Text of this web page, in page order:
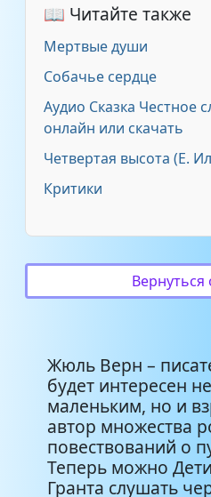
📖 Читайте также
Мертвые души
Собачье сердце
Аудио Сказка Честное
онлайн или скачать
Четвертая высота (Е.
Критики
Вернуться
Жюль Верн –
будет интересен
маленьким, но и
автор множества
повествований о
Теперь можно
Гранта слушать